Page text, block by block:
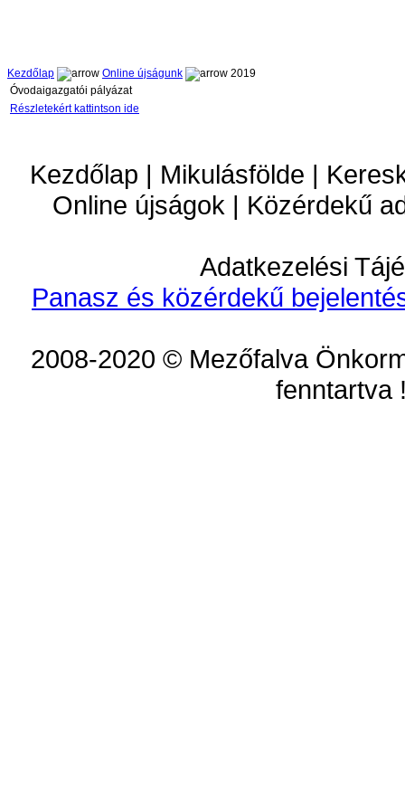
Kezdőlap Online újságunk
2019
Óvodaigazgatói pályázat
Részletekért kattintson ide
Kezdőlap | Mikulásfölde |
Online újságok | Közérdekű
Adatkezelési
Panasz és közérdekű
2008-2020 © Mezőfalva
fenntartva